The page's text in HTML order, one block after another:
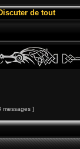
de tout
messages ]